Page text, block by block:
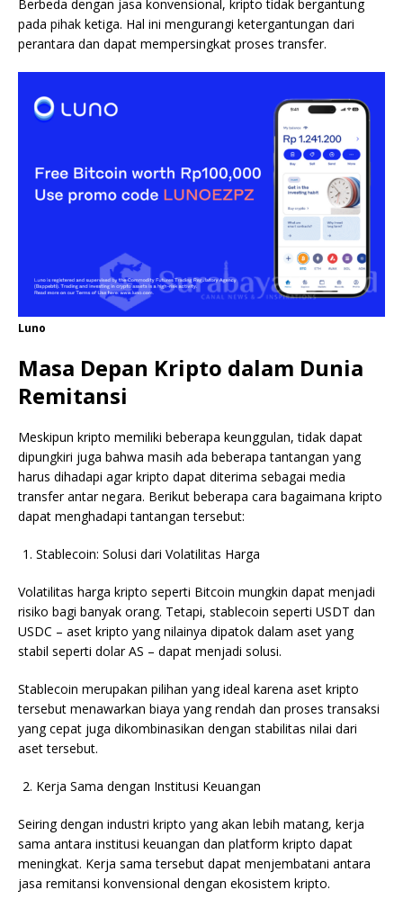
Berbeda dengan jasa konvensional, kripto tidak bergantung
pada pihak ketiga. Hal ini mengurangi ketergantungan dari
perantara dan dapat mempersingkat proses transfer.
Luno
Masa Depan Kripto dalam Dunia
Remitansi
Meskipun kripto memiliki beberapa keunggulan, tidak dapat
dipungkiri juga bahwa masih ada beberapa tantangan yang
harus dihadapi agar kripto dapat diterima sebagai media
transfer antar negara. Berikut beberapa cara bagaimana kripto
dapat menghadapi tantangan tersebut:
Stablecoin: Solusi dari Volatilitas Harga
Volatilitas harga kripto seperti Bitcoin mungkin dapat menjadi
risiko bagi banyak orang. Tetapi, stablecoin seperti USDT dan
USDC – aset kripto yang nilainya dipatok dalam aset yang
stabil seperti dolar AS – dapat menjadi solusi.
Stablecoin merupakan pilihan yang ideal karena aset kripto
tersebut menawarkan biaya yang rendah dan proses transaksi
yang cepat juga dikombinasikan dengan stabilitas nilai dari
aset tersebut.
Kerja Sama dengan Institusi Keuangan
Seiring dengan industri kripto yang akan lebih matang, kerja
sama antara institusi keuangan dan platform kripto dapat
meningkat. Kerja sama tersebut dapat menjembatani antara
jasa remitansi konvensional dengan ekosistem kripto.